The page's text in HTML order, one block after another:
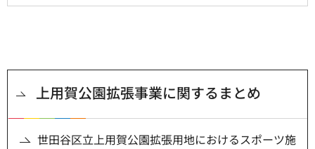
上用賀公園拡張事業に関するまとめ
世田谷区立上用賀公園拡張用地におけるスポーツ施